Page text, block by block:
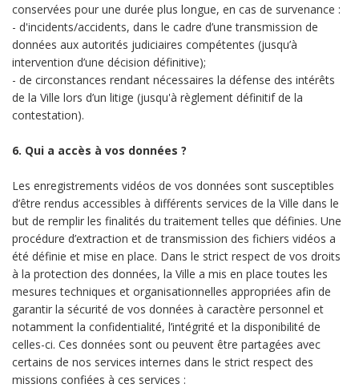
conservées pour une durée plus longue, en cas de survenance :
- d'incidents/accidents, dans le cadre d’une transmission de
données aux autorités judiciaires compétentes (jusqu’à
intervention d’une décision définitive);
- de circonstances rendant nécessaires la défense des intérêts
de la Ville lors d’un litige (jusqu'à règlement définitif de la
contestation).
6. Qui a accès à vos données ?
Les enregistrements vidéos de vos données sont susceptibles
d’être rendus accessibles à différents services de la Ville dans le
but de remplir les finalités du traitement telles que définies. Une
procédure d’extraction et de transmission des fichiers vidéos a
été définie et mise en place. Dans le strict respect de vos droits
à la protection des données, la Ville a mis en place toutes les
mesures techniques et organisationnelles appropriées afin de
garantir la sécurité de vos données à caractère personnel et
notamment la confidentialité, l’intégrité et la disponibilité de
celles-ci. Ces données sont ou peuvent être partagées avec
certains de nos services internes dans le strict respect des
missions confiées à ces services :